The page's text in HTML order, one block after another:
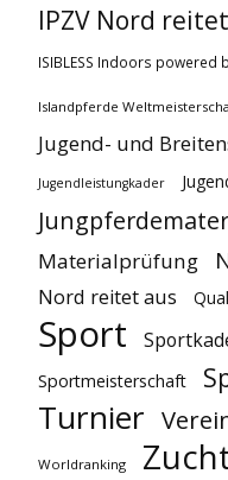
IPZV Nord
ISIBLESS Indoors powered
Islandpferde
Jugend- und
Jugendleistungkader
Materialprüfung
Nord reitet aus
Sport
Sportmeisterschaft
Turnier
Worldranking